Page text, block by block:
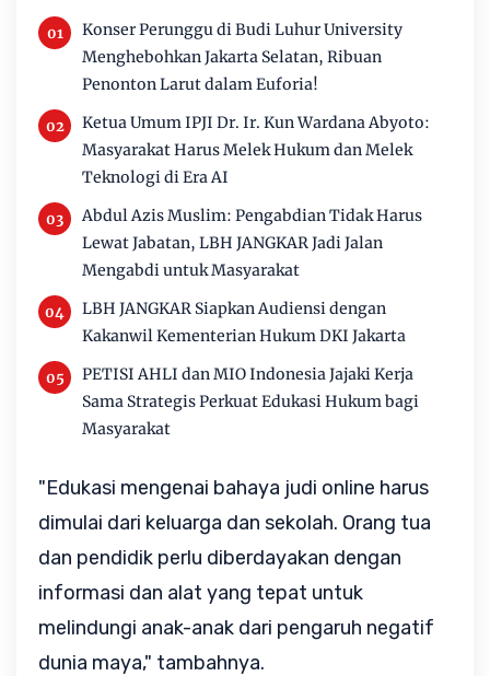
Konser Perunggu di Budi Luhur University
Menghebohkan Jakarta Selatan, Ribuan
Penonton Larut dalam Euforia!
Ketua Umum IPJI Dr. Ir. Kun Wardana Abyoto:
Masyarakat Harus Melek Hukum dan Melek
Teknologi di Era AI
Abdul Azis Muslim: Pengabdian Tidak Harus
Lewat Jabatan, LBH JANGKAR Jadi Jalan
Mengabdi untuk Masyarakat
LBH JANGKAR Siapkan Audiensi dengan
Kakanwil Kementerian Hukum DKI Jakarta
PETISI AHLI dan MIO Indonesia Jajaki Kerja
Sama Strategis Perkuat Edukasi Hukum bagi
Masyarakat
"Edukasi mengenai bahaya judi online harus
dimulai dari keluarga dan sekolah. Orang tua
dan pendidik perlu diberdayakan dengan
informasi dan alat yang tepat untuk
melindungi anak-anak dari pengaruh negatif
dunia maya," tambahnya.